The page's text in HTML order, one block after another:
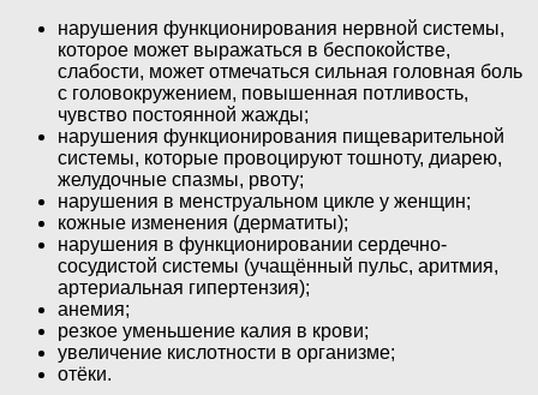
нарушения функционирования нервной системы,
которое может выражаться в беспокойстве,
слабости, может отмечаться сильная головная боль
с головокружением, повышенная потливость,
чувство постоянной жажды;
нарушения функционирования пищеварительной
системы, которые провоцируют тошноту, диарею,
желудочные спазмы, рвоту;
нарушения в менструальном цикле у женщин;
кожные изменения (дерматиты);
нарушения в функционировании сердечно-
сосудистой системы (учащённый пульс, аритмия,
артериальная гипертензия);
анемия;
резкое уменьшение калия в крови;
увеличение кислотности в организме;
отёки.